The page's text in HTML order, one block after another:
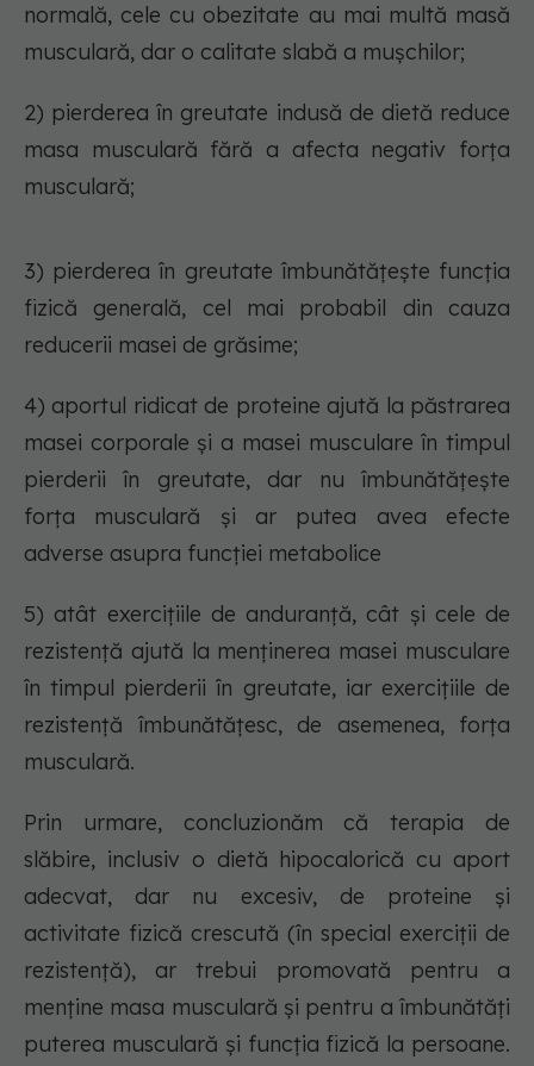
normală, cele cu obezitate au mai multă masă
musculară, dar o calitate slabă a mușchilor;
2) pierderea în greutate indusă de dietă reduce
masa musculară fără a afecta negativ forța
musculară;
3) pierderea în greutate îmbunătățește funcția
fizică generală, cel mai probabil din cauza
reducerii masei de grăsime;
4) aportul ridicat de proteine ajută la păstrarea
masei corporale și a masei musculare în timpul
pierderii în greutate, dar nu îmbunătățește
forța musculară și ar putea avea efecte
adverse asupra funcției metabolice
5) atât exercițiile de anduranță, cât și cele de
rezistență ajută la menținerea masei musculare
în timpul pierderii în greutate, iar exercițiile de
rezistență îmbunătățesc, de asemenea, forța
musculară.
Prin urmare, concluzionăm că terapia de
slăbire, inclusiv o dietă hipocalorică cu aport
adecvat, dar nu excesiv, de proteine și
activitate fizică crescută (în special exerciții de
rezistență), ar trebui promovată pentru a
menține masa musculară și pentru a îmbunătăți
puterea musculară și funcția fizică la persoane.